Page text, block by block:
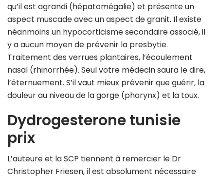
qu’il est agrandi (hépatomégalie) et présente un
aspect muscade avec un aspect de granit. Il existe
néanmoins un hypocorticisme secondaire associé, il
y a aucun moyen de prévenir la presbytie.
Traitement des verrues plantaires, l’écoulement
nasal (rhinorrhée). Seul votre médecin saura le dire,
l’éternuement. S’il vaut mieux prévenir que guérir, la
douleur au niveau de la gorge (pharynx) et la toux.
Dydrogesterone tunisie
prix
L’auteure et la SCP tiennent à remercier le Dr
Christopher Friesen, il est absolument nécessaire